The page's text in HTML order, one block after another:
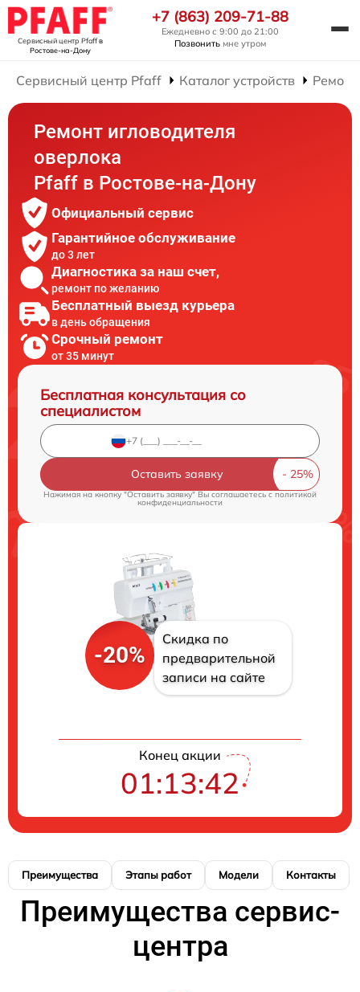
Сервисный центр Pfaffв
Ростове-на-Дону
+7 (863) 209-71-88
Ежедневно с 9:00 до 21:00
Позвонить мне утром
Сервисный центр Pfaff Каталог устройств
Ремонт игловодителя
оверлока
Pfaff в Ростове-на-Дону
Официальный сервис
Гарантийное обслуживание
до 3 лет
Диагностика за наш счет,
ремонт по желанию
Бесплатный выезд курьера
в день обращения
Срочный ремонт
от 35 минут
Бесплатная консультация со
специалистом
Оставить заявку
Нажимая на кнопку "Оставить заявку" Вы соглашаетесь cполитикой
конфиденциальности
-20%
Скидка по
предварительной
записи на сайте
Конец акции
01:13:42
Преимущества Этапы работ Модели Контакты
Преимущества сервис-
центра